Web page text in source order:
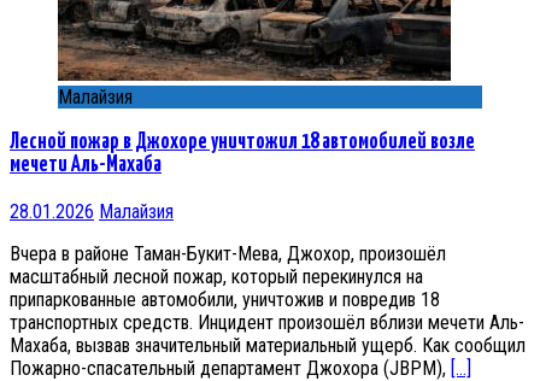
Малайзия
Лесной пожар в Джохоре уничтожил 18 автомобилей возле
мечети Аль-Махаба
28.01.2026 Малайзия
Вчера в районе Таман-Букит-Мева, Джохор, произошёл
масштабный лесной пожар, который перекинулся на
припаркованные автомобили, уничтожив и повредив 18
транспортных средств. Инцидент произошёл вблизи мечети Аль-
Махаба, вызвав значительный материальный ущерб. Как сообщил
Пожарно-спасательный департамент Джохора (JBPM), […]